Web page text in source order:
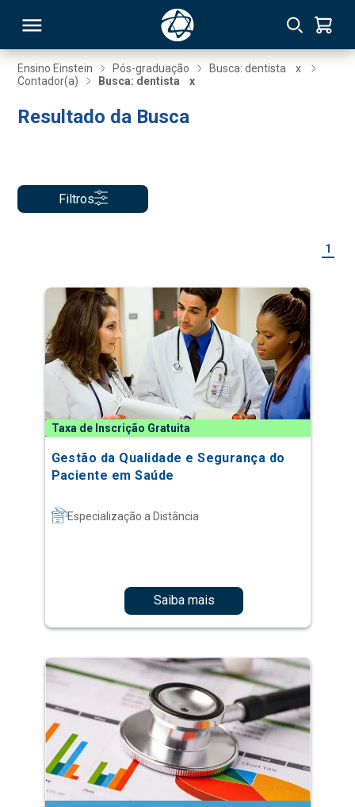
Ensino Einstein Pós-graduação Busca: dentista
x
Contador(a)
Busca: dentista x
Resultado da Busca
Filtros
1
Taxa de Inscrição Gratuita
Gestão da Qualidade e Segurança do
Paciente em Saúde
Especialização a Distância
Saiba mais